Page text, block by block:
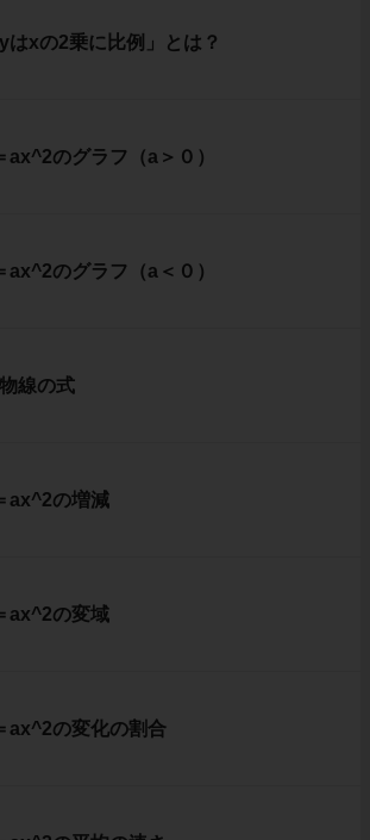
yはxの2乗に比例」とは？
ax^2のグラフ（a＞０）
ax^2のグラフ（a＜０）
線の式
ax^2の増減
ax^2の変域
ax^2の変化の割合